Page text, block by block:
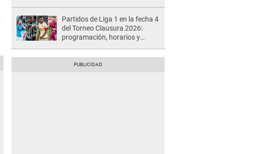
Partidos de Liga 1 en la fecha 4
del Torneo Clausura 2026:
programación, horarios y